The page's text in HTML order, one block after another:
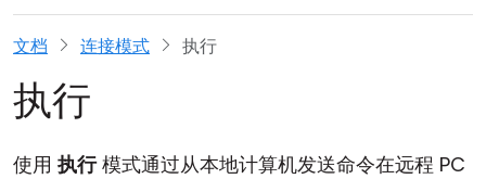
文档 连接模式 执行
执行
使用 执行模式通过从本地计算机发送命令在远程 PC
截图
发行说明
连接模式
医疗保健
教育与政府
信息技术
Linux
iOS/Android
升级您的许可证
知识库
撰写评论